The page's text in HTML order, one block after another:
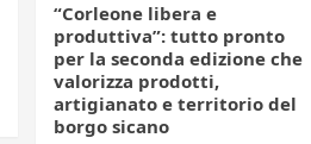
“Corleone libera e
produttiva”: tutto pronto
per la seconda edizione che
valorizza prodotti,
artigianato e territorio del
borgo sicano